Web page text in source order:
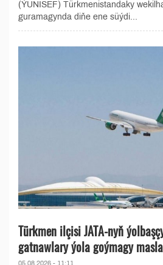
(ÝUNISEF) Türkmenistandaky
guramagynda diňe ene süýdi...
Türkmen ilçisi JATA-nyň
gatnawlary ýola goýmagy
05.08.2026 - 11:11